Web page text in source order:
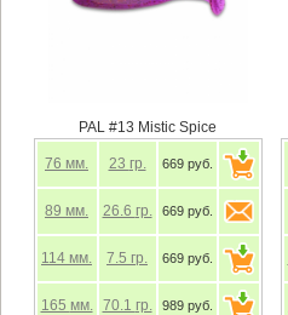
PAL #13 Mistic Spice
76 мм. 23 гр. 669 руб.
89 мм. 26.6 гр. 669 руб.
114 мм. 7.5 гр. 669 руб.
165 мм. 70.1 гр. 989 руб.